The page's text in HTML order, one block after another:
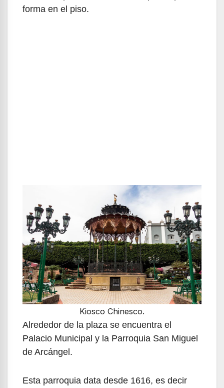
forma en el piso.
Kiosco Chinesco.
Alrededor de la plaza se encuentra el
Palacio Municipal y la Parroquia San Miguel
de Arcángel.
Esta parroquia data desde 1616, es decir